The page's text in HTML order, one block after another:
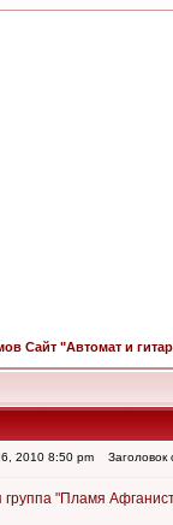
Сайт "Автомат и
2010 8:50 pm Заголовок
группа "Пламя